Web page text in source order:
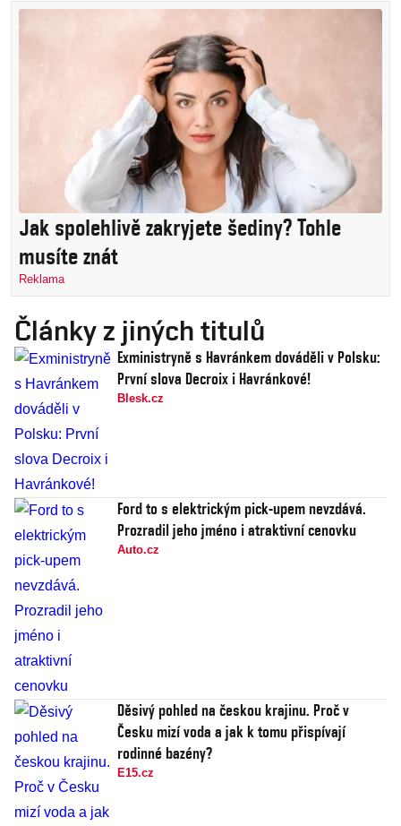
Jak spolehlivě zakryjete šediny? Tohle
musíte znát
Reklama
Články z jiných titulů
Exministryně s Havránkem dováděli v Polsku:
První slova Decroix i Havránkové!
Blesk.cz
Ford to s elektrickým pick-upem nevzdává.
Prozradil jeho jméno i atraktivní cenovku
Auto.cz
Děsivý pohled na českou krajinu. Proč v
Česku mizí voda a jak k tomu přispívají
rodinné bazény?
E15.cz